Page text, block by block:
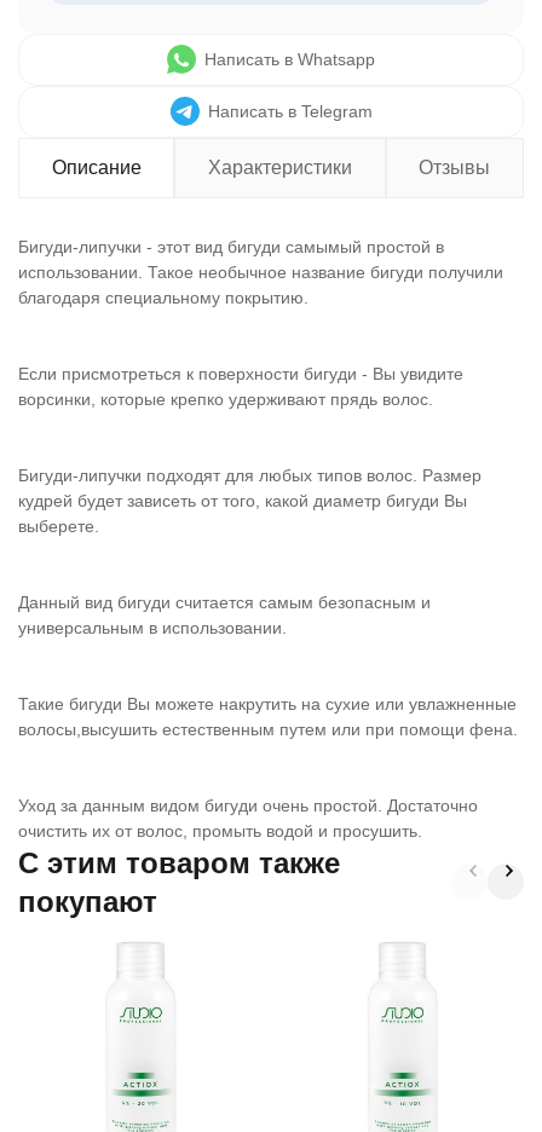
Написать в Whatsapp
Написать в Telegram
Описание Характеристики Отзывы
Бигуди-липучки - этот вид бигуди самымый простой в
использовании. Такое необычное название бигуди получили
благодаря специальному покрытию.
Если присмотреться к поверхности бигуди - Вы увидите
ворсинки, которые крепко удерживают прядь волос.
Бигуди-липучки подходят для любых типов волос. Размер
кудрей будет зависеть от того, какой диаметр бигуди Вы
выберете.
Данный вид бигуди считается самым безопасным и
универсальным в использовании.
Такие бигуди Вы можете накрутить на сухие или увлажненные
волосы,высушить естественным путем или при помощи фена.
Уход за данным видом бигуди очень простой. Достаточно
очистить их от волос, промыть водой и просушить.
C этим товаром также
покупают